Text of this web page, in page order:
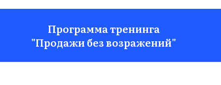
Программа тренинга
"Продажи без возражений"